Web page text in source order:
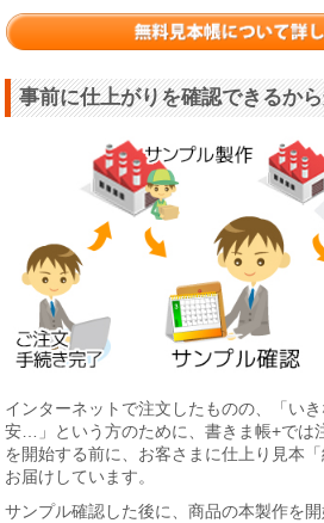
事前に仕上がりを確認できるか
インターネットで注文したものの、「い
安…」という方のために、書きま帳+では
を開始する前に、お客さまに仕上り見本
お届けしています。
サンプル確認した後に、商品の本製作を